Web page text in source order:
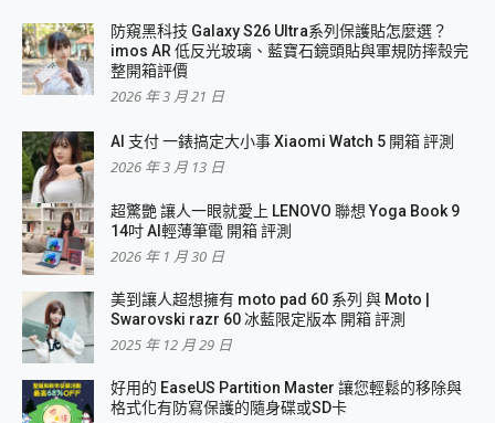
防窺黑科技 Galaxy S26 Ultra系列保護貼怎麼選？
imos AR 低反光玻璃、藍寶石鏡頭貼與軍規防摔殼完
整開箱評價
2026 年 3 月 21 日
AI 支付 一錶搞定大小事 Xiaomi Watch 5 開箱 評測
2026 年 3 月 13 日
超驚艷 讓人一眼就愛上 LENOVO 聯想 Yoga Book 9
14吋 AI輕薄筆電 開箱 評測
2026 年 1 月 30 日
美到讓人超想擁有 moto pad 60 系列 與 Moto |
Swarovski razr 60 冰藍限定版本 開箱 評測
2025 年 12 月 29 日
好用的 EaseUS Partition Master 讓您輕鬆的移除與
格式化有防寫保護的隨身碟或SD卡